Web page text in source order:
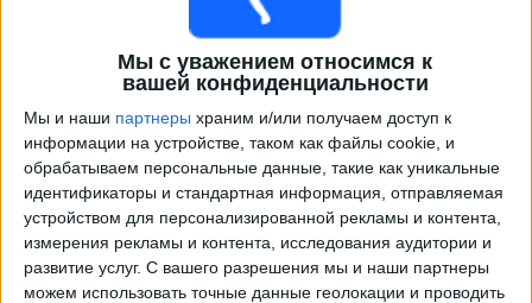
Мы с уважением относимся к
вашей конфиденциальности
Мы и наши партнеры храним и/или получаем доступ к
информации на устройстве, таком как файлы cookie, и
обрабатываем персональные данные, такие как уникальные
идентификаторы и стандартная информация, отправляемая
устройством для персонализированной рекламы и контента,
измерения рекламы и контента, исследования аудитории и
развитие услуг. С вашего разрешения мы и наши партнеры
можем использовать точные данные геолокации и проводить
Программа передач трансляции матчей в прямом
эфире вMontenegro